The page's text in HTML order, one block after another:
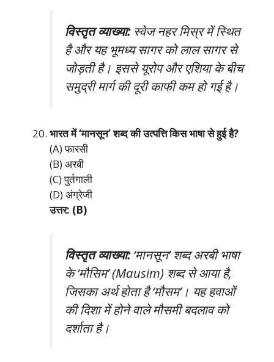
विस्तृत व्याख्या:स्वेज नहर मिस्र में स्थित
है और यह भूमध्य सागर को लाल सागर से
जोड़ती है। इससे यूरोप और एशिया के बीच
समुद्री मार्ग की दूरी काफी कम हो गई है।
भारत में ‘मानसून’ शब्द की उत्पत्ति किस भाषा से हुई है?
(A) फारसी
(B) अरबी
(C) पुर्तगाली
(D) अंग्रेजी
उत्तर: (B)
विस्तृत व्याख्या:‘मानसून’ शब्द अरबी भाषा
के ‘मौसिम’ (Mausim) शब्द से आया है,
जिसका अर्थ होता है ‘मौसम’। यह हवाओं
की दिशा में होने वाले मौसमी बदलाव को
दर्शाता है।